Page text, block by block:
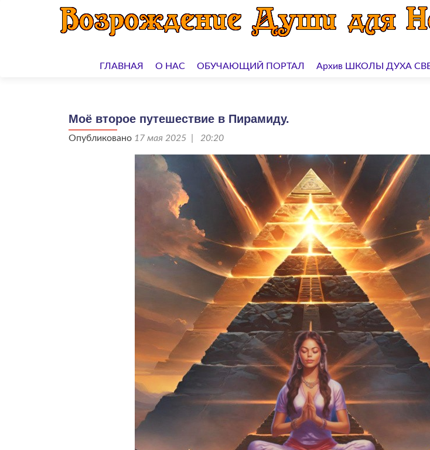
кГЛАВНАЯ О НАС ОБУЧАЮЩИЙ ПОРТАЛ Архив ШКОЛЫ ДУХА
Моё второе путешествие в Пирамиду.
Опубликовано 17 мая 2025 | 20:20